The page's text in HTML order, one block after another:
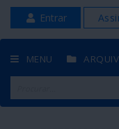
Entrar
MENU